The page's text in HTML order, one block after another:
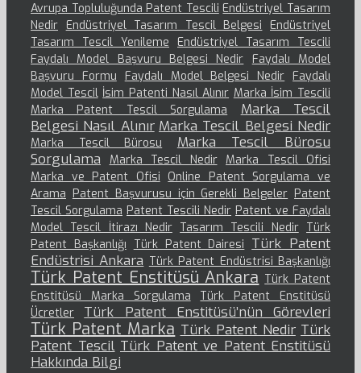
Avrupa Topluluğunda Patent Tescili Endüstriyel Tasarım
Nedir Endüstriyel Tasarım Tescil Belgesi
Endüstriyel
Tasarım Tescil Yenileme
Endüstriyel Tasarım Tescili
Faydalı Model Başvuru Belgesi Nedir
Faydalı Model
Başvuru Formu
Faydalı Model Belgesi Nedir Faydalı
Model Tescil İsim Patenti Nasıl Alınır Marka İsim Tescili
Marka Patent Tescil Sorgulama
Marka Tescil
Belgesi Nasıl Alınır Marka Tescil Belgesi Nedir
Marka Tescil Bürosu
Marka Tescil Bürosu
Sorgulama
Marka Tescil Nedir Marka Tescil Ofisi
Marka ve Patent Ofisi Online Patent Sorgulama ve
Arama Patent Başvurusu için Gerekli Belgeler Patent
Tescil Sorgulama Patent Tescili Nedir Patent ve Faydalı
Model Tescil İtirazı Nedir Tasarım Tescili Nedir Türk
Patent Başkanlığı Türk Patent Dairesi Türk Patent
Endüstrisi Ankara Türk Patent Endüstrisi Başkanlığı
Türk Patent Enstitüsü Ankara Türk Patent
Enstitüsü Marka Sorgulama
Türk Patent Enstitüsü
Ücretler
Türk Patent Enstitüsü’nün Görevleri
Türk Patent Marka Türk Patent Nedir Türk
Patent Tescil Türk Patent ve Patent Enstitüsü
Hakkında Bilgi